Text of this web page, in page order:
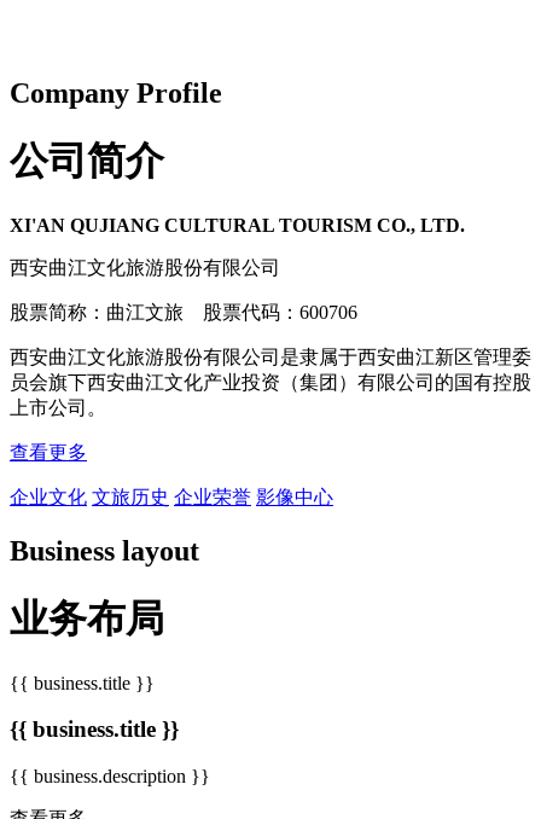
Company Profile
公司简介
XI'AN QUJIANG CULTURAL TOURISM CO., LTD.
西安曲江文化旅游股份有限公司
股票简称：曲江文旅 股票代码：600706
西安曲江文化旅游股份有限公司是隶属于西安曲江新区管理委
员会旗下西安曲江文化产业投资（集团）有限公司的国有控股
上市公司。
查看更多
企业文化 文旅历史 企业荣誉 影像中心
Business layout
业务布局
{{ business.title }}
{{ business.title }}
{{ business.description }}